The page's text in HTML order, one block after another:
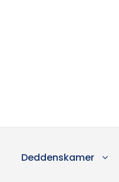
Deddenskamer